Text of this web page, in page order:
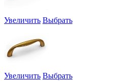
Увеличить Выбрать
Увеличить Выбрать